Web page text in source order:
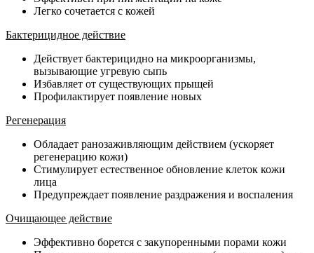
Легко сочетается с кожей
Бактерицидное действие
Действует бактерицидно на микроорганизмы,
вызывающие угревую сыпь
Избавляет от существующих прыщей
Профилактирует появление новых
Регенерация
Обладает ранозаживляющим действием (ускоряет
регенерацию кожи)
Стимулирует естественное обновление клеток кожи
лица
Предупреждает появление раздражения и воспаления
Очищающее действие
Эффективно борется с закупоренными порами кожи